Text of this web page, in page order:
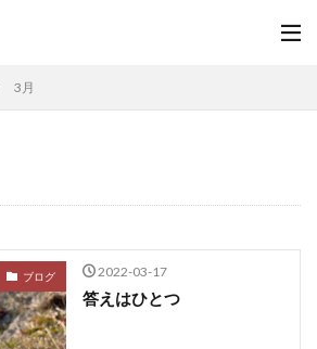
3月
ブログ 2022-03-17
答えはひとつ